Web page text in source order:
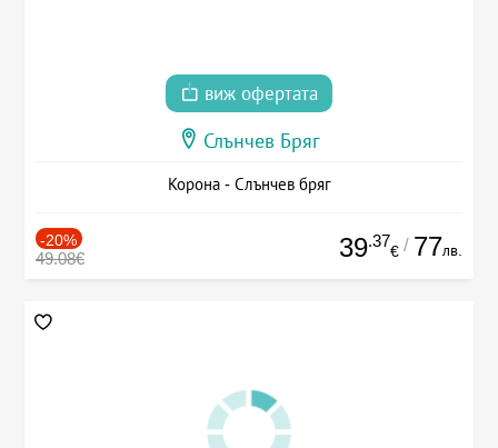
виж офертата
Слънчев Бряг
Корона - Слънчев бряг
-20%
49.08€ 39.37
€ / 77лв.